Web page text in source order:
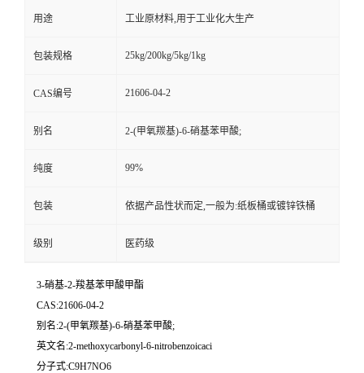
用途 工业原材料,用于工业化大生产
包装规格 25kg/200kg/5kg/1kg
CAS编号 21606-04-2
别名 2-(甲氧羰基)-6-硝基苯甲酸;
纯度 99%
包装 依据产品性状而定,一般为:纸板桶或镀锌铁桶
级别 医药级
3-硝基-2-羧基苯甲酸甲酯
CAS:21606-04-2
别名:2-(甲氧羰基)-6-硝基苯甲酸;
英文名:2-methoxycarbonyl-6-nitrobenzoicaci
分子式:C9H7NO6